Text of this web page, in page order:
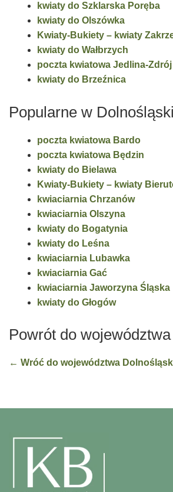
kwiaty do Szklarska Poręba
kwiaty do Olszówka
Kwiaty-Bukiety – kwiaty
kwiaty do Wałbrzych
poczta kwiatowa Jedlina-Zdrój
kwiaty do Brzeźnica
Popularne w
poczta kwiatowa Bardo
poczta kwiatowa Będzin
kwiaty do Bielawa
Kwiaty-Bukiety – kwiaty
kwiaciarnia Chrzanów
kwiaciarnia Olszyna
kwiaty do Bogatynia
kwiaty do Leśna
kwiaciarnia Lubawka
kwiaciarnia Gać
kwiaciarnia Jaworzyna Śląska
kwiaty do Głogów
Powrót do województwa
← Wróć do województwa